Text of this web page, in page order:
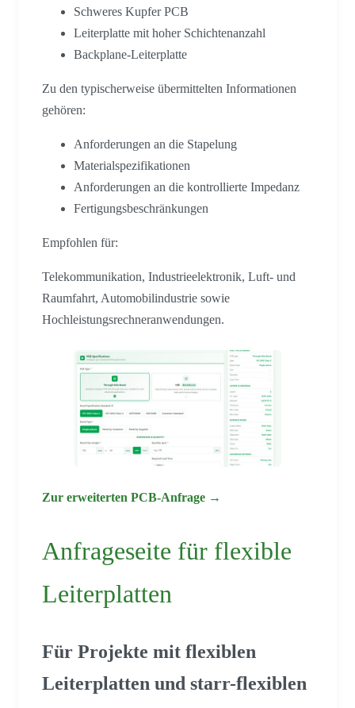
Schweres Kupfer PCB
Leiterplatte mit hoher Schichtenanzahl
Backplane-Leiterplatte
Zu den typischerweise übermittelten Informationen
gehören:
Anforderungen an die Stapelung
Materialspezifikationen
Anforderungen an die kontrollierte Impedanz
Fertigungsbeschränkungen
Empfohlen für:
Telekommunikation, Industrieelektronik, Luft- und
Raumfahrt, Automobilindustrie sowie
Hochleistungsrechneranwendungen.
Zur erweiterten PCB-Anfrage →
Anfrageseite für flexible
Leiterplatten
Für Projekte mit flexiblen
Leiterplatten und starr-flexiblen